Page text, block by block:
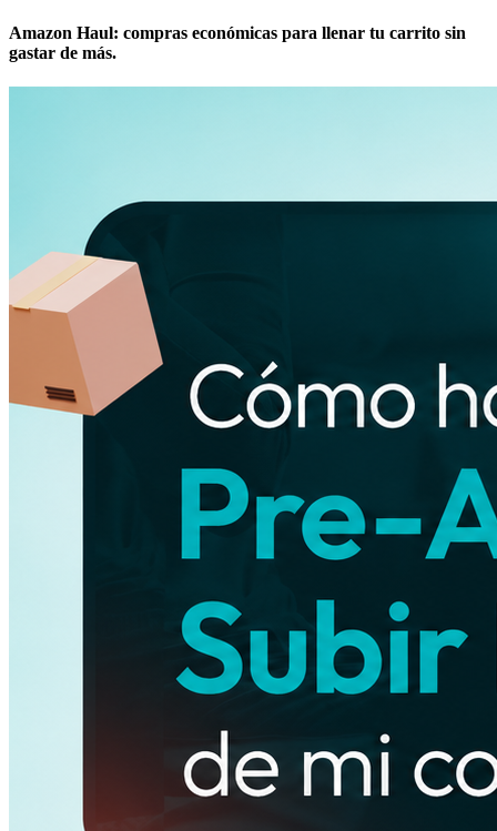
Amazon Haul: compras económicas para llenar tu carrito sin
gastar de más.